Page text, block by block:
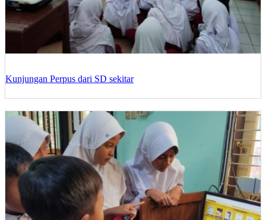
Kunjungan Perpus dari SD sekitar